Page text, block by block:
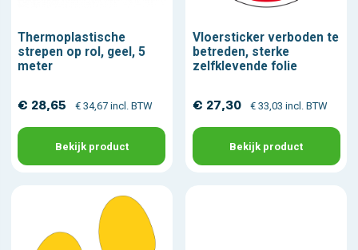
Thermoplastische
strepen op rol, geel, 5
meter
€ 28,65 € 34,67 incl. BTW
Bekijk product
Vloersticker verboden te
betreden, sterke
zelfklevende folie
€ 27,30 € 33,03 incl. BTW
Bekijk product